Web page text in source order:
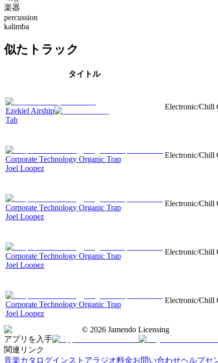
楽器
percussion
kalimba
似たトラック
タイトル
Ezekiel Airship
Tab
Electronic/Chill
Corporate Technology Organic Trap
Joel Loopez
Electronic/Chill
Corporate Technology Organic Trap
Joel Loopez
Electronic/Chill
Corporate Technology Organic Trap
Joel Loopez
Electronic/Chill
Corporate Technology Organic Trap
Joel Loopez
Electronic/Chill
© 2026 Jamendo Licensing
アプリを入手
関連リンク
音楽カタログインストアラジオ料金お問い合わせヘルプセ